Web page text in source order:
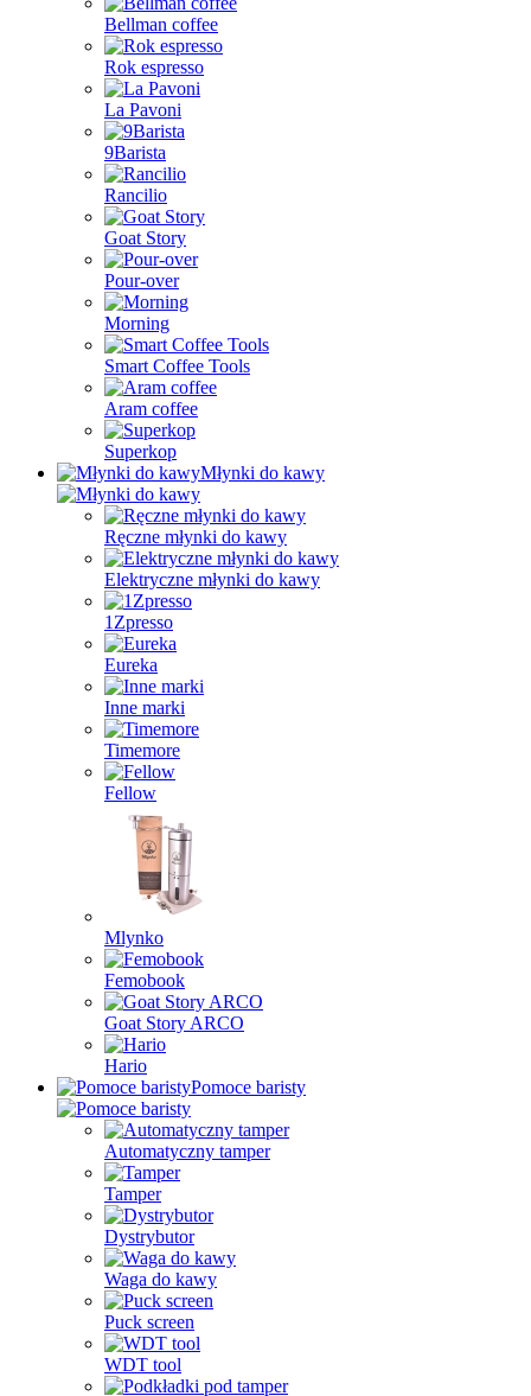
Bellman coffee
Rok espresso
La Pavoni
9Barista
Rancilio
Goat Story
Pour-over
Morning
Smart Coffee Tools
Aram coffee
Superkop
Młynki do kawy
Ręczne młynki do kawy
Elektryczne młynki do kawy
1Zpresso
Eureka
Inne marki
Timemore
Fellow
Mlynko
Femobook
Goat Story ARCO
Hario
Pomoce baristy
Automatyczny tamper
Tamper
Dystrybutor
Waga do kawy
Puck screen
WDT tool